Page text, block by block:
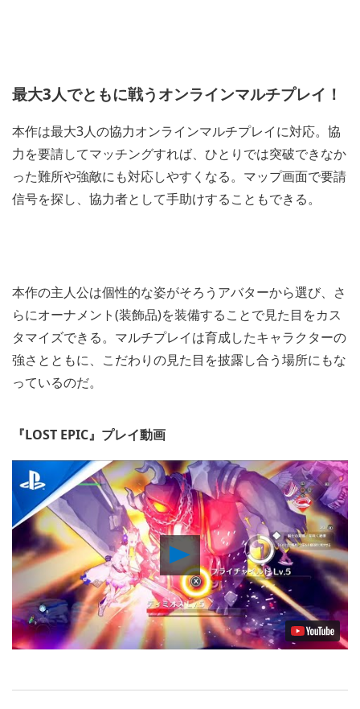
最大3人でともに戦うオンラインマルチプレイ！
本作は最大3人の協力オンラインマルチプレイに対応。協
力を要請してマッチングすれば、ひとりでは突破できなか
った難所や強敵にも対応しやすくなる。マップ画面で要請
信号を探し、協力者として手助けすることもできる。
本作の主人公は個性的な姿がそろうアバターから選び、さ
らにオーナメント(装飾品)を装備することで見た目をカス
タマイズできる。マルチプレイは育成したキャラクターの
強さとともに、こだわりの見た目を披露し合う場所にもな
っているのだ。
『LOST EPIC』プレイ動画
Play
Video